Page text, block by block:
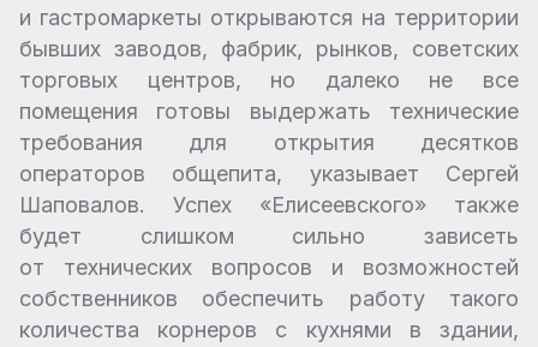
и гастромаркеты открываются на территории
бывших заводов, фабрик, рынков, советских
торговых центров, но далеко не все
помещения готовы выдержать технические
требования для открытия десятков
операторов общепита, указывает Сергей
Шаповалов. Успех «Елисеевского» также
будет слишком сильно зависеть
от технических вопросов и возможностей
собственников обеспечить работу такого
количества корнеров с кухнями в здании,